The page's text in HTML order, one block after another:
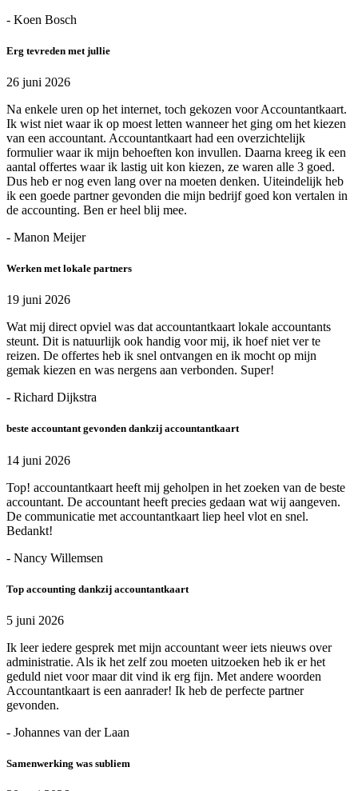
- Koen Bosch
Erg tevreden met jullie
26 juni 2026
Na enkele uren op het internet, toch gekozen voor Accountantkaart.
Ik wist niet waar ik op moest letten wanneer het ging om het kiezen
van een accountant. Accountantkaart had een overzichtelijk
formulier waar ik mijn behoeften kon invullen. Daarna kreeg ik een
aantal offertes waar ik lastig uit kon kiezen, ze waren alle 3 goed.
Dus heb er nog even lang over na moeten denken. Uiteindelijk heb
ik een goede partner gevonden die mijn bedrijf goed kon vertalen in
de accounting. Ben er heel blij mee.
- Manon Meijer
Werken met lokale partners
19 juni 2026
Wat mij direct opviel was dat accountantkaart lokale accountants
steunt. Dit is natuurlijk ook handig voor mij, ik hoef niet ver te
reizen. De offertes heb ik snel ontvangen en ik mocht op mijn
gemak kiezen en was nergens aan verbonden. Super!
- Richard Dijkstra
beste accountant gevonden dankzij accountantkaart
14 juni 2026
Top! accountantkaart heeft mij geholpen in het zoeken van de beste
accountant. De accountant heeft precies gedaan wat wij aangeven.
De communicatie met accountantkaart liep heel vlot en snel.
Bedankt!
- Nancy Willemsen
Top accounting dankzij accountantkaart
5 juni 2026
Ik leer iedere gesprek met mijn accountant weer iets nieuws over
administratie. Als ik het zelf zou moeten uitzoeken heb ik er het
geduld niet voor maar dit vind ik erg fijn. Met andere woorden
Accountantkaart is een aanrader! Ik heb de perfecte partner
gevonden.
- Johannes van der Laan
Samenwerking was subliem